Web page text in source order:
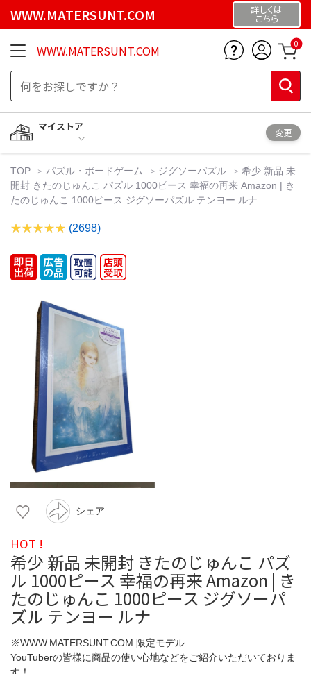
WWW.MATERSUNT.COM 詳しくは
こちら
WWW.MATERSUNT.COM 0
マイストア
変更
TOP パズル・ボードゲーム ジグソーパズル
希少 新品 未
開封 きたのじゅんこ パズル 1000ピース 幸福の再来 Amazon | き
たのじゅんこ 1000ピース ジグソーパズル テンヨー ルナ
(2698)
シェア
HOT !
希少 新品 未開封 きたのじゅんこ パズ
ル 1000ピース 幸福の再来 Amazon | き
たのじゅんこ 1000ピース ジグソーパ
ズル テンヨー ルナ
※WWW.MATERSUNT.COM 限定モデル
YouTuberの皆様に商品の使い心地などをご紹介いただいておりま